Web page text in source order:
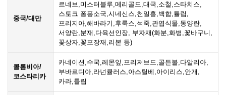
중국/대만
르네브,미스터블루,메리골드,대국,소철,스타치스,
스토크 퐁퐁소국,시네신스,천일홍,백합,튤립,
프리지아,해바라기,후룩스,석죽,관엽식물,동양란,
서양란,분재,다육선인장, 부자재(화분,화병,꽃바구니,
꽃상자,꽃포장재,리본 등)
콜롬비아/
코스타리카
카네이션,수국,레몬잎,프리저브드,골든볼,다알리아,
부바르디아,라넌큘러스,아스틸베,아이리스,안개,
카라,튤립